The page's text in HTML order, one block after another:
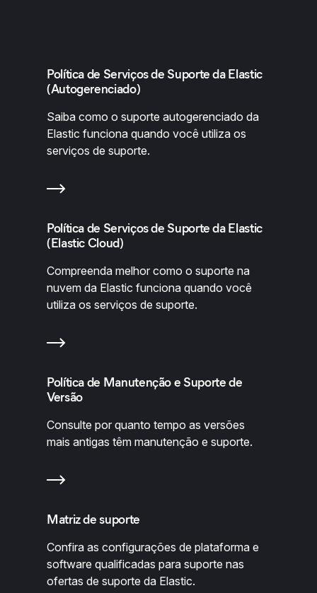
Política de Serviços de Suporte da Elastic
(Autogerenciado)
Saiba como o suporte autogerenciado da
Elastic funciona quando você utiliza os
serviços de suporte.
Política de Serviços de Suporte da Elastic
(Elastic Cloud)
Compreenda melhor como o suporte na
nuvem da Elastic funciona quando você
utiliza os serviços de suporte.
Política de Manutenção e Suporte de
Versão
Consulte por quanto tempo as versões
mais antigas têm manutenção e suporte.
Matriz de suporte
Confira as configurações de plataforma e
software qualificadas para suporte nas
ofertas de suporte da Elastic.